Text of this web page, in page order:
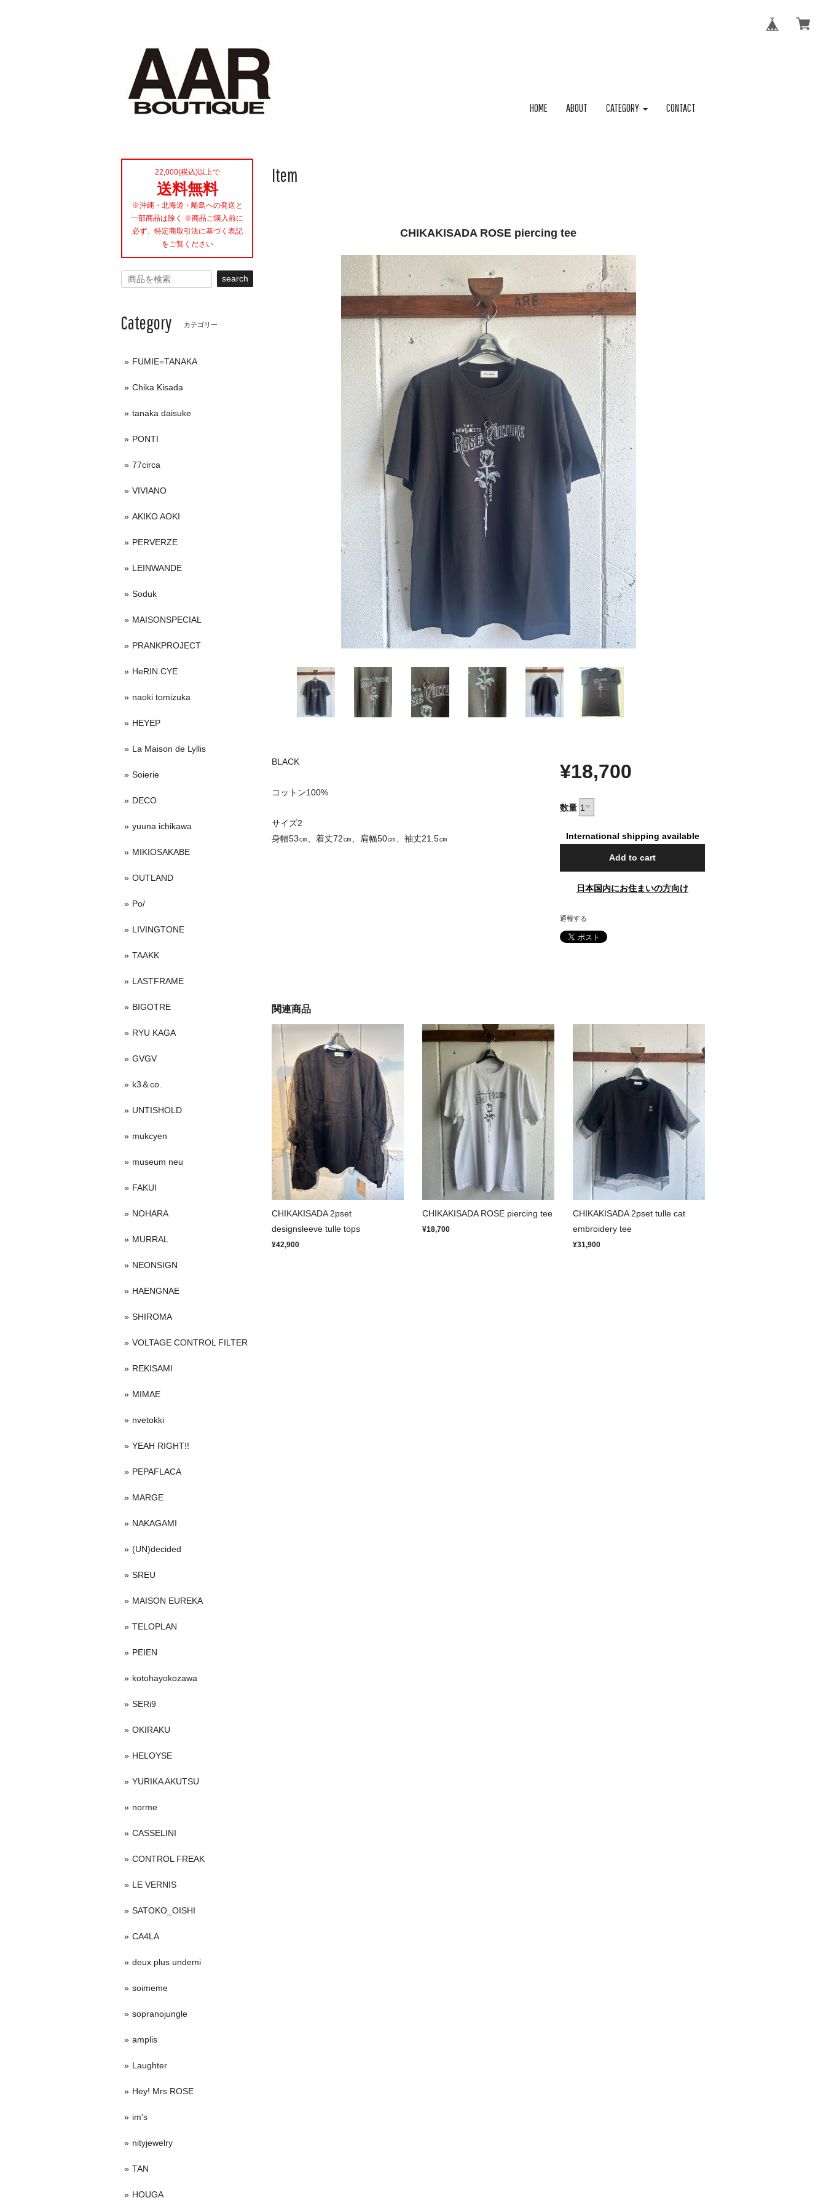
HOME ABOUT CATEGORY CONTACT
Item
CHIKAKISADA ROSE piercing tee
BLACK
コットン100%
サイズ2
身幅53㎝、着丈72㎝、肩幅50㎝、袖丈21.5㎝
¥18,700
数量
International shipping available
Add to cart
日本国内にお住まいの方向け
通報する
関連商品
CHIKAKISADA 2pset
designsleeve tulle tops
¥42,900
CHIKAKISADA ROSE piercing tee
¥18,700
CHIKAKISADA 2pset tulle cat
embroidery tee
¥31,900
22,000(税込)以上で
送料無料
※沖縄・北海道・離島への発送と
一部商品は除く ※商品ご購入前に
必ず、特定商取引法に基づく表記
をご覧ください
search
Category カテゴリー
FUMIE=TANAKA
Chika Kisada
tanaka daisuke
PONTI
77circa
VIVIANO
AKIKO AOKI
PERVERZE
LEINWANDE
Soduk
MAISONSPECIAL
PRANKPROJECT
HeRIN.CYE
naoki tomizuka
HEYEP
La Maison de Lyllis
Soierie
DECO
yuuna ichikawa
MIKIOSAKABE
OUTLAND
Po/
LIVINGTONE
TAAKK
LASTFRAME
BIGOTRE
RYU KAGA
GVGV
k3＆co.
UNTISHOLD
mukcyen
museum neu
FAKUI
NOHARA
MURRAL
NEONSIGN
HAENGNAE
SHIROMA
VOLTAGE CONTROL FILTER
REKISAMI
MIMAE
nvetokki
YEAH RIGHT!!
PEPAFLACA
MARGE
NAKAGAMI
(UN)decided
SREU
MAISON EUREKA
TELOPLAN
PEIEN
kotohayokozawa
SERi9
OKIRAKU
HELOYSE
YURIKA AKUTSU
norme
CASSELINI
CONTROL FREAK
LE VERNIS
SATOKO_OISHI
CA4LA
deux plus undemi
soimeme
sopranojungle
amplis
Laughter
Hey! Mrs ROSE
im's
nityjewelry
TAN
HOUGA